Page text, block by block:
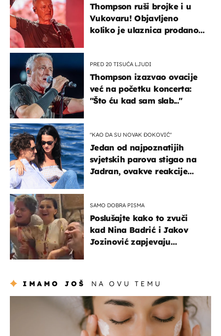
Thompson ruši brojke i u
Vukovaru! Objavljeno
koliko je ulaznica prodano
PRED 20 TISUĆA LJUDI
Thompson izazvao ovacije
već na početku koncerta:
"Što ću kad sam slab..."
"KAO DA SU NOVAK ĐOKOVIĆ"
Jedan od najpoznatijih
svjetskih parova stigao na
Jadran, ovakve reakcije
SAMO DOBRA PISMA
Poslušajte kako to zvuči
kad Nina Badrić i Jakov
Jozinović zapjevaju
IMAMO JOŠ NA OVU TEMU
moda & ljepota